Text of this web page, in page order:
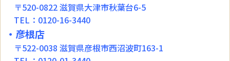
〒520-0822 滋賀県大津市秋葉台6-5
TEL：0120-16-3440
・彦根店
〒522-0038 滋賀県彦根市西沼波町163-1